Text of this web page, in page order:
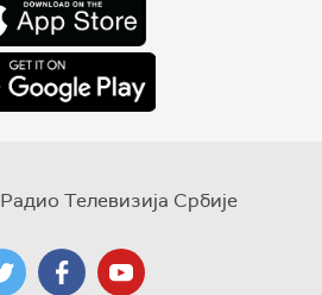
Радио Телевизија Србије